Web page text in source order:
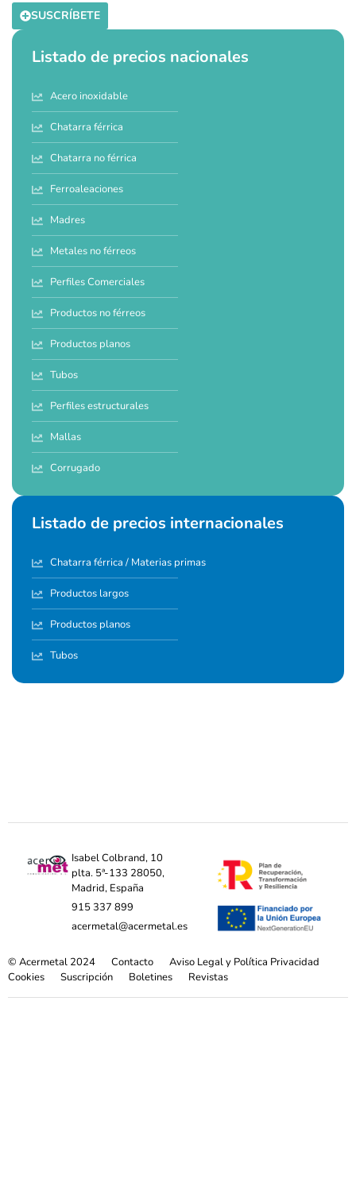
SUSCRÍBETE
Listado de precios nacionales
Acero inoxidable
Chatarra férrica
Chatarra no férrica
Ferroaleaciones
Madres
Metales no férreos
Perfiles Comerciales
Productos no férreos
Productos planos
Tubos
Perfiles estructurales
Mallas
Corrugado
Listado de precios internacionales
Chatarra férrica / Materias primas
Productos largos
Productos planos
Tubos
Isabel Colbrand, 10
plta. 5ª-133 28050,
Madrid, España
915 337 899
acermetal@acermetal.es
© Acermetal 2024 Contacto
Aviso Legal y Política Privacidad
Cookies
Suscripción Boletines Revistas